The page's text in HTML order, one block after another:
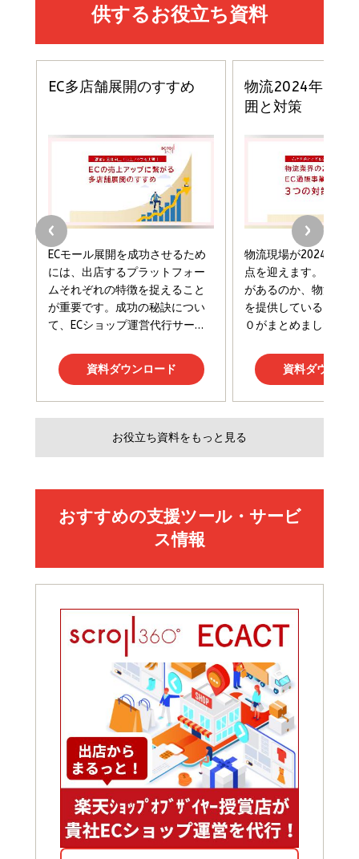
小さな会社は戦略が9割
ドリルを売るには穴を売れ
Brand Shift(ブランド・シフト): 「信頼」で選ばれ
る時代の成長戦略
￥2,420
マーケティングの真実 P&G・グリコで学んだ失敗
と成長の法則
￥2,200
Amazonランキングをもっと見る
anan(アンアン)2026/06/24号 No.2500増刊
スペシャルエディション[王道エンタメの矜持／
￥1,100
anan(アンアン)2026/07/08号 No.2502[2026
年後半、あなたの恋と運命／山田涼介]
￥880
ママ投資家が育休中に１億貯めた株式投資
￥1,870
組織の成果を最大化する ルールのデザイン
￥1,980
Amazonランキングをもっと見る
イシューからはじめよ［改訂版］――知的生産の「シンプ
ルな本質」
￥2,200
経営メモ 16年の起業家人生で得た知見
影響力の武器［新版］：人を動かす七つの原理
￥3,190
フィードバック経営 「沈黙の組織」から「高め合う
組織」へ
Amazonランキングをもっと見る